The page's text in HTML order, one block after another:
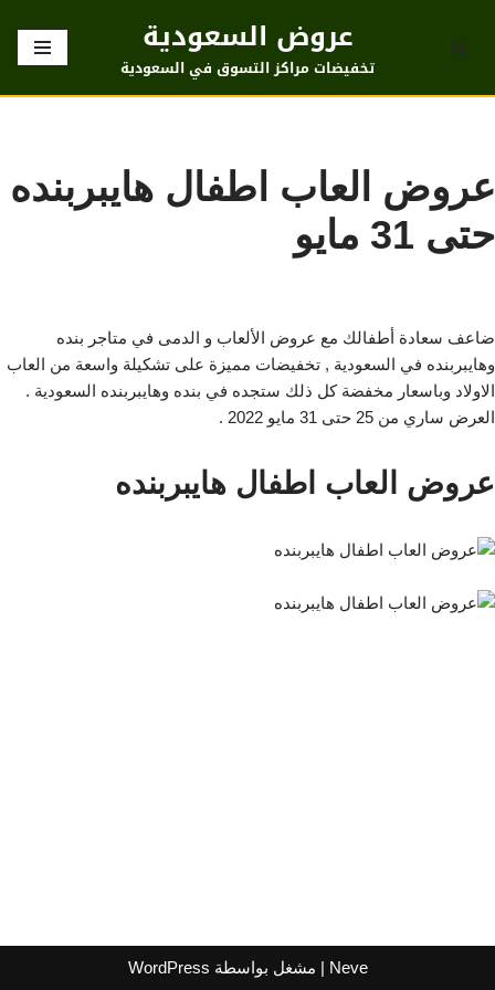
تخطى
عروض السعودية
تخفيضات مراكز التسوق في السعودية
عروض العاب اطفال هايبربنده
حتى 31 مايو
ضاعف سعادة أطفالك مع عروض الألعاب و الدمى في متاجر بنده
وهايبربنده في السعودية , تخفيضات مميزة على تشكيلة واسعة من العاب
الاولاد وباسعار مخفضة كل ذلك ستجده في بنده وهايبربنده السعودية .
العرض ساري من 25 حتى 31 مايو 2022 .
عروض العاب اطفال هايبربنده
Neve | مشغل بواسطة WordPress
اشترك لتصلك عروض مراكز التسوق